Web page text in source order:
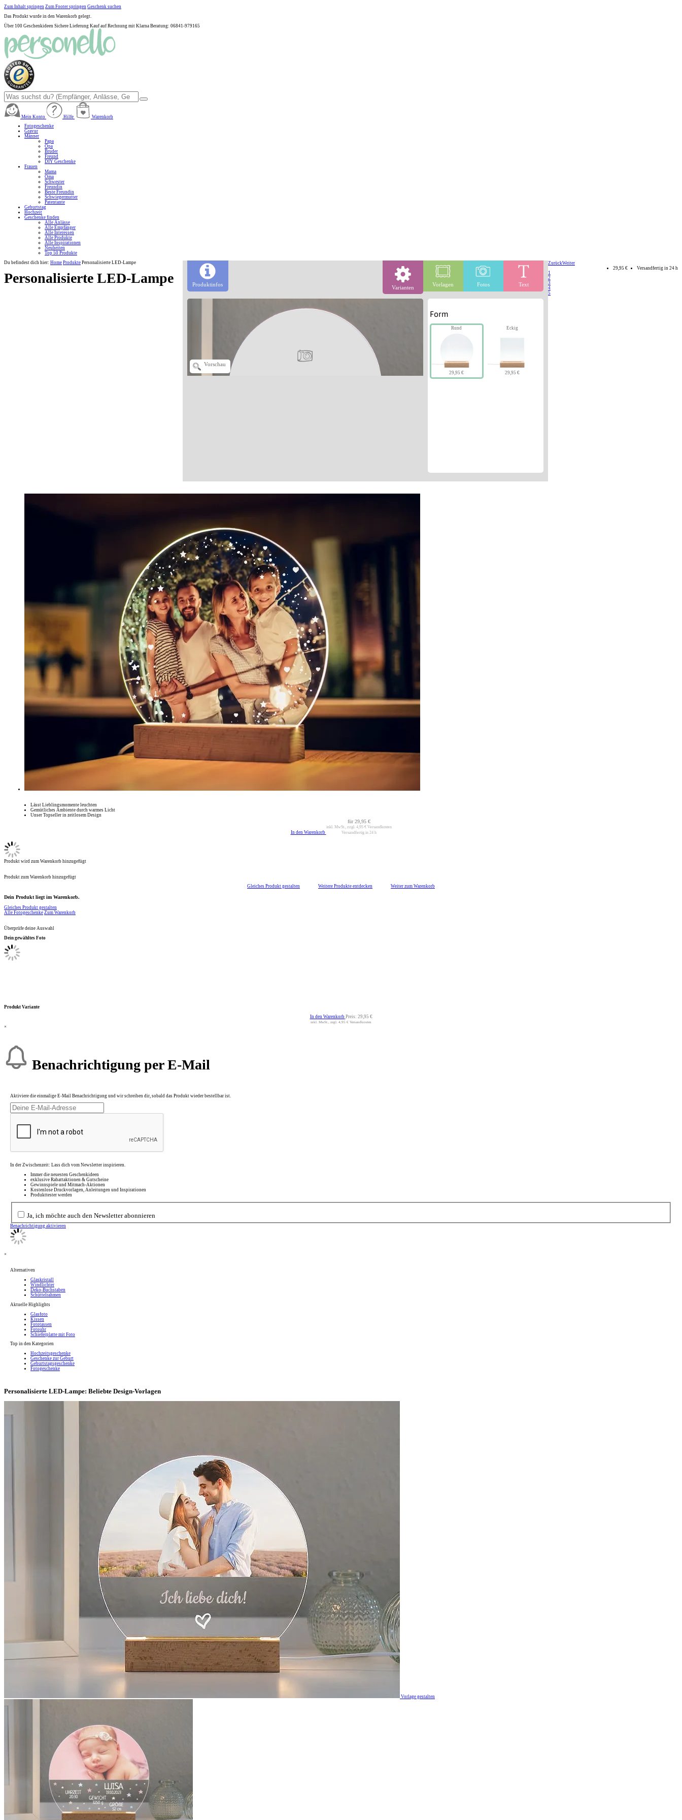
Zum Inhalt springen Zum Footer springen Geschenk suchen
Das Produkt wurde in den Warenkorb gelegt.
Über 100 Geschenkideen Sichere Lieferung Kauf auf Rechnung mit Klarna Beratung: 06841-979165
Mein Konto Hilfe
Warenkorb
Fotogeschenke
Gravur
Männer
Papa
Opa
Bruder
Freund
DIY Geschenke
Frauen
Mama
Oma
Schwester
Freundin
Beste Freundin
Schwiegermutter
Patentante
Geburtstag
Hochzeit
Geschenke finden
Alle Anlässe
Alle Empfänger
Alle Interessen
Alle Produkte
Alle Inspirationen
Neuheiten
Top 50 Produkte
Du befindest dich hier: Home Produkte Personalisierte LED-Lampe
Personalisierte LED-Lampe
29,95 € Versandfertig in 24 h
Produktinfos Varianten Vorlagen Fotos Text
Vorschau
Form
Rund
29,95 €
Eckig
29,95 €
ZurückWeiter
1
2
3
4
5
Lässt Lieblingsmomente leuchten
Gemütliches Ambiente durch warmes Licht
Unser Topseller in zeitlosem Design
In den Warenkorb
für29,95 €
inkl. MwSt., zzgl. 4,95 €Versandkosten
Versandfertig in 24 h
Produkt wird zum Warenkorb hinzugefügt
Produkt zum Warenkorb hinzugefügt
Gleiches Produkt gestalten
Weitere Produkte entdecken Weiter zum Warenkorb
Dein Produkt liegt im Warenkorb.
Gleiches Produkt gestalten
Alle Fotogeschenke Zum Warenkorb
Überprüfe deine Auswahl
Dein gewähltes Foto
Produkt Variante
In den Warenkorb Preis: 29,95 €
inkl. MwSt., zzgl. 4,95 € Versandkosten
×
Benachrichtigung per E-Mail
Aktiviere die einmalige E-Mail Benachrichtigung und wir schreiben dir, sobald das Produkt wieder bestellbar ist.
In der Zwischenzeit: Lass dich vom Newsletter inspirieren.
Immer die neuesten Geschenkideen
exklusive Rabattaktionen & Gutscheine
Gewinnspiele und Mitmach-Aktionen
Kostenlose Druckvorlagen, Anleitungen und Inspirationen
Produkttester werden
Ja, ich möchte auch den Newsletter abonnieren
Benachrichtigung aktivieren
×
Alternativen
Glaskristall
Windlichter
Deko-Buchstaben
Schüttelrahmen
Aktuelle Highlights
Glasfoto
Kissen
Fototassen
Fotouhr
Schieferplatte mit Foto
Top in den Kategorien
Hochzeitsgeschenke
Geschenke zur Geburt
Geburtstagsgeschenke
Fotogeschenke
Personalisierte LED-Lampe: Beliebte Design-Vorlagen
Vorlage gestalten